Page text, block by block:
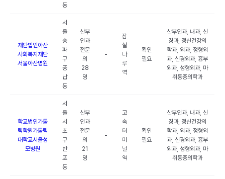
동
재단법인아산
사회복지재단
서울아산병원
서
울
송
파
구
풍
납
동
산부
인과
전문
의
28
명
-
잠
실
나
루
역
확인
필요
산부인과, 내과, 신
경과, 정신건강의
학과, 외과, 정형외
과, 신경외과, 흉부
외과, 성형외과, 마
취통증의학과
학교법인가톨
릭학원가톨릭
대학교서울성
모병원
서
울
서
초
구
반
포
동
산부
인과
전문
의
21
명
-
고
속
터
미
널
역
확인
필요
산부인과, 내과, 신
경과, 정신건강의
학과, 외과, 정형외
과, 신경외과, 흉부
외과, 성형외과, 마
취통증의학과